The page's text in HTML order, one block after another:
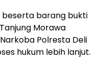
beserta barang bukti
Morawa
Polresta Deli
hukum lebih lanjut.